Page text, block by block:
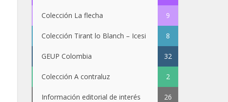
Colección La flecha 9
Colección Tirant lo Blanch – Icesi 8
GEUP Colombia 32
Colección A contraluz 2
Información editorial de interés 26